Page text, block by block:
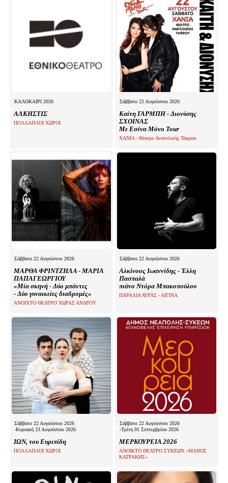
ΚΑΛΟΚΑΙΡΙ 2026
ΑΛΚΗΣΤΙΣ
ΠΟΛΛΑΠΛΟΙ ΧΩΡΟΙ
Σάββατο 22 Αυγούστου 2026
Καίτη ΓΑΡΜΠΗ - Διονύσης
ΣΧΟΙΝΑΣ
Με Εσένα Μόνο Tour
XANIA - Θέατρο Ανατολικής Τάφρου
Σάββατο 22 Αυγούστου 2026
ΜΑΡΘΑ ΦΡΙΝΤΖΗΛΑ - ΜΑΡΙΑ
ΠΑΠΑΓΕΩΡΓΙΟΥ
«Μία σκηνή - Δύο μπάντες
- Δύο γυναικείες διαδρομές»
ΑΝΟΙΧΤΟ ΘΕΑΤΡΟ ΧΩΡΑΣ ΑΝΔΡΟΥ
Σάββατο 22 Αυγούστου 2026
Αλκίνοος Ιωαννίδης - Έλλη
Πασπαλά
πιάνο Ντόρα Μπακοπούλου
ΠΑΡΑΛΙΑ ΑΥΡΑΣ - ΑΙΓΙΝΑ
Σάββατο 22 Αυγούστου 2026
-Κυριακή 23 Αυγούστου 2026
ΙΩΝ, του Ευριπίδη
ΠΟΛΛΑΠΛΟΙ ΧΩΡΟΙ
Σάββατο 22 Αυγούστου 2026
-Τρίτη 01 Σεπτεμβρίου 2026
ΜΕΡΚΟΥΡΕΙΑ 2026
ΑΝΟΙΚΤΟ ΘΕΑΤΡΟ ΣΥΚΕΩΝ «ΜΑΝΟΣ
ΚΑΤΡΑΚΗΣ»